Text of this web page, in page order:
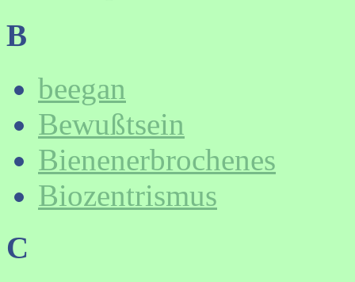
B
beegan
Bewußtsein
Bienenerbrochenes
Biozentrismus
C